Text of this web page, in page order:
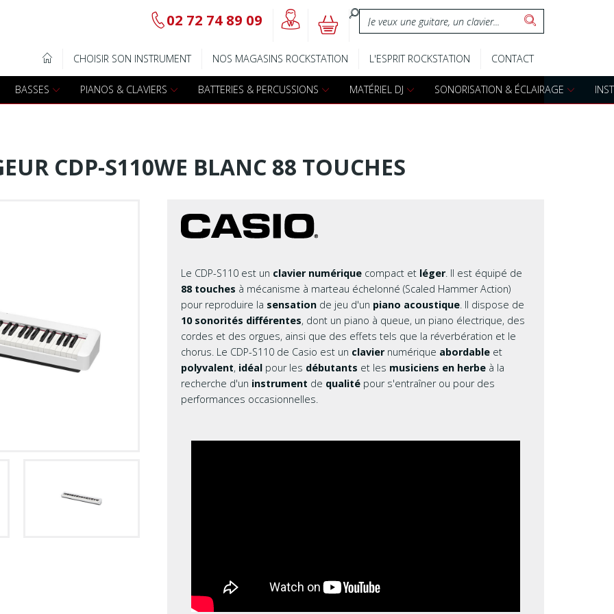
Guitares électriques Basses électriques
Claviers d'éveil
Pianos numériques Batteries
b02 72 74 89 09 @ 5
:
7 CHOISIR SON INSTRUMENT NOS MAGASINS ROCKSTATION L'ESPRIT ROCKSTATION CONTACT
BASSES PIANOS & CLAVIERS BATTERIES & PERCUSSIONS MATÉRIEL DJ SONORISATION & ÉCLAIRAGE
CDP-S110WE BLANC 88 TOUCHES
Le CDP-S110 est un clavier numériquecompact et léger. Il est équipé de
88 touches à mécanisme à marteau échelonné (Scaled Hammer Action)
pour reproduire la sensation de jeu d'un piano acoustique. Il dispose de
10 sonorités différentes, dont un piano à queue, un piano électrique, des
cordes et des orgues, ainsi que des effets tels que la réverbération et le
chorus. Le CDP-S110 de Casio est un clavier numérique abordable et
polyvalent, idéalpour les débutants et les musiciens en herbe à la
recherche d'un instrument de qualitépour s'entraîner ou pour des
performances occasionnelles.